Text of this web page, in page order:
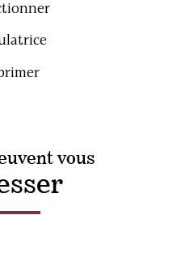
vous